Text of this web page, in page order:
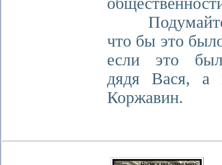
Подумайте
что бы это
если это
дядя Вася, а
Коржавин.